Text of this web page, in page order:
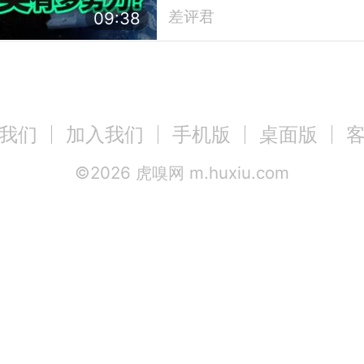
09:38 差评君
们 加入我们 手机版 桌面版
©2026 虎嗅网 m.huxiu.com